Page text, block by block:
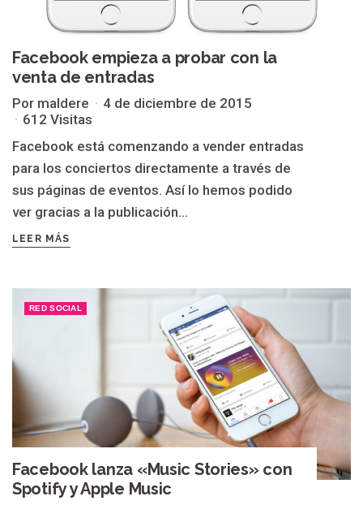
Facebook empieza a probar con la
venta de entradas
Por maldere
4 de diciembre de 2015
612 Visitas
Facebook está comenzando a vender entradas
para los conciertos directamente a través de
sus páginas de eventos. Así lo hemos podido
ver gracias a la publicación...
LEER MÁS
RED SOCIAL
Facebook lanza «Music Stories» con
Spotify y Apple Music